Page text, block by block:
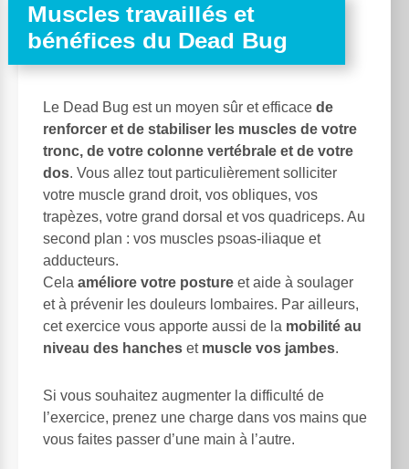
Muscles travaillés et
bénéfices du Dead Bug
Le Dead Bug est un moyen sûr et efficace de
renforcer et de stabiliser les muscles de votre
tronc, de votre colonne vertébrale et de votre
dos. Vous allez tout particulièrement solliciter
votre muscle grand droit, vos obliques, vos
trapèzes, votre grand dorsal et vos quadriceps. Au
second plan : vos muscles psoas-iliaque et
adducteurs.
Cela améliore votre posture et aide à soulager
et à prévenir les douleurs lombaires. Par ailleurs,
cet exercice vous apporte aussi de la mobilité au
niveau des hanches et muscle vos jambes.
Si vous souhaitez augmenter la difficulté de
l’exercice, prenez une charge dans vos mains que
vous faites passer d’une main à l’autre.